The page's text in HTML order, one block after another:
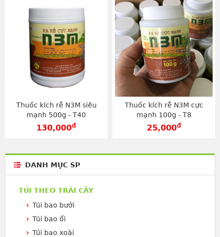
Thuốc kích rễ N3M siêu
mạnh 500g - T40
130,000đ
Thuốc kích rễ N3M cực
mạnh 100g - T8
25,000đ
DANH MỤC SP
TÚI THEO TRÁI CÂY
Túi bao bưởi
Túi bao ổi
Túi bao xoài